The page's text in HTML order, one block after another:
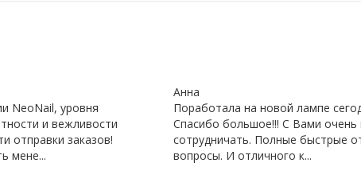
NeoNail, уровня
и вежливости
отправки заказов!
мене...
Анна
Поработала на новой лампе
Спасибо большое!!! С Вами очень
сотрудничать. Полные быстрые
вопросы. И отличного к...